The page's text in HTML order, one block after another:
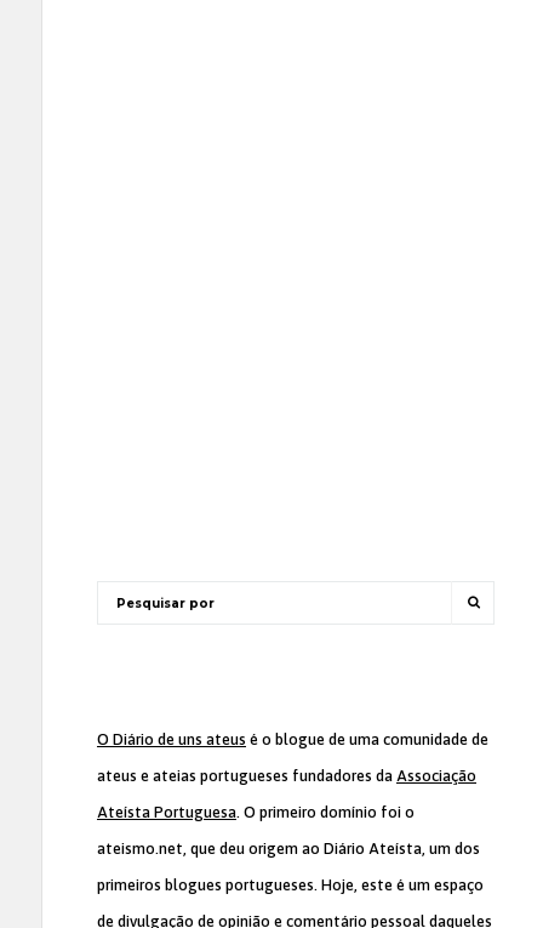
O Diário de uns ateus é o blogue de uma comunidade de
ateus e ateias portugueses fundadores da Associação
Ateísta Portuguesa. O primeiro domínio foi o
ateismo.net, que deu origem ao Diário Ateísta, um dos
primeiros blogues portugueses. Hoje, este é um espaço
de divulgação de opinião e comentário pessoal daqueles